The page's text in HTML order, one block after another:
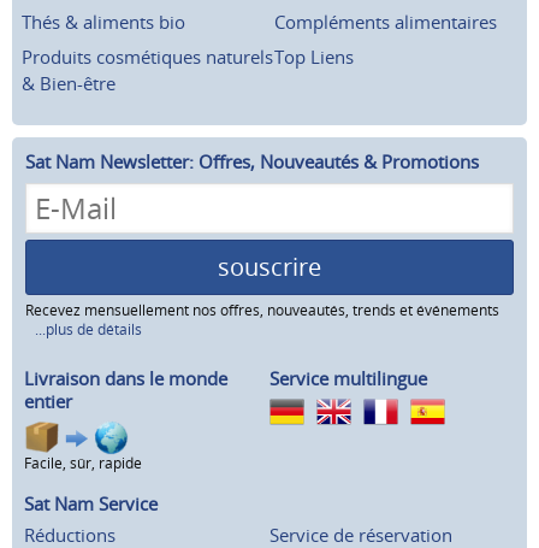
Thés & aliments bio
Compléments alimentaires
Produits cosmétiques naturels
& Bien-être
Top Liens
Sat Nam Newsletter: Offres, Nouveautés & Promotions
souscrire
Recevez mensuellement nos offres, nouveautés, trends et événements
...plus de détails
Livraison dans le monde
entier
Facile, sûr, rapide
Service multilingue
Sat Nam Service
Réductions
Service de réservation